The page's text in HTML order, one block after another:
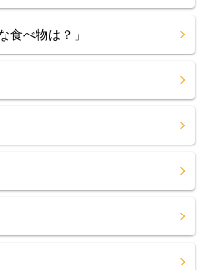
食べ物は？」